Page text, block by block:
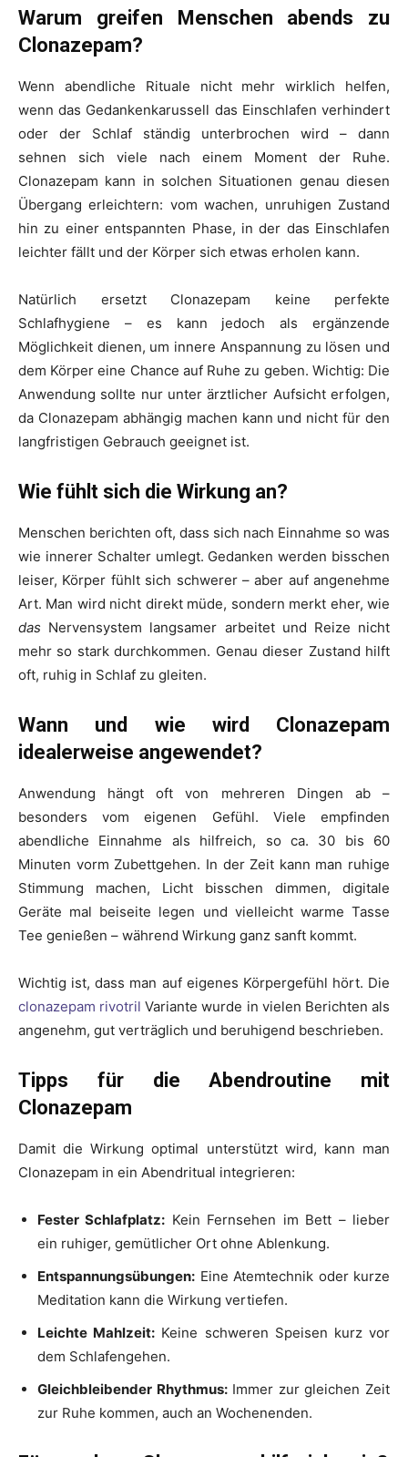
Warum greifen Menschen abends zu
Clonazepam?
Wenn abendliche Rituale nicht mehr wirklich helfen,
wenn das Gedankenkarussell das Einschlafen verhindert
oder der Schlaf ständig unterbrochen wird – dann
sehnen sich viele nach einem Moment der Ruhe.
Clonazepam kann in solchen Situationen genau diesen
Übergang erleichtern: vom wachen, unruhigen Zustand
hin zu einer entspannten Phase, in der das Einschlafen
leichter fällt und der Körper sich etwas erholen kann.
Natürlich ersetzt Clonazepam keine perfekte
Schlafhygiene – es kann jedoch als ergänzende
Möglichkeit dienen, um innere Anspannung zu lösen und
dem Körper eine Chance auf Ruhe zu geben. Wichtig: Die
Anwendung sollte nur unter ärztlicher Aufsicht erfolgen,
da Clonazepam abhängig machen kann und nicht für den
langfristigen Gebrauch geeignet ist.
Wie fühlt sich die Wirkung an?
Menschen berichten oft, dass sich nach Einnahme so was
wie innerer Schalter umlegt. Gedanken werden bisschen
leiser, Körper fühlt sich schwerer – aber auf angenehme
Art. Man wird nicht direkt müde, sondern merkt eher, wie
das Nervensystem langsamer arbeitet und Reize nicht
mehr so stark durchkommen. Genau dieser Zustand hilft
oft, ruhig in Schlaf zu gleiten.
Wann und wie wird Clonazepam
idealerweise angewendet?
Anwendung hängt oft von mehreren Dingen ab –
besonders vom eigenen Gefühl. Viele empfinden
abendliche Einnahme als hilfreich, so ca. 30 bis 60
Minuten vorm Zubettgehen. In der Zeit kann man ruhige
Stimmung machen, Licht bisschen dimmen, digitale
Geräte mal beiseite legen und vielleicht warme Tasse
Tee genießen – während Wirkung ganz sanft kommt.
Wichtig ist, dass man auf eigenes Körpergefühl hört. Die
clonazepam rivotril Variante wurde in vielen Berichten als
angenehm, gut verträglich und beruhigend beschrieben.
Tipps für die Abendroutine mit
Clonazepam
Damit die Wirkung optimal unterstützt wird, kann man
Clonazepam in ein Abendritual integrieren:
Fester Schlafplatz: Kein Fernsehen im Bett – lieber
ein ruhiger, gemütlicher Ort ohne Ablenkung.
Entspannungsübungen: Eine Atemtechnik oder kurze
Meditation kann die Wirkung vertiefen.
Leichte Mahlzeit: Keine schweren Speisen kurz vor
dem Schlafengehen.
Gleichbleibender Rhythmus:Immer zur gleichen Zeit
zur Ruhe kommen, auch an Wochenenden.